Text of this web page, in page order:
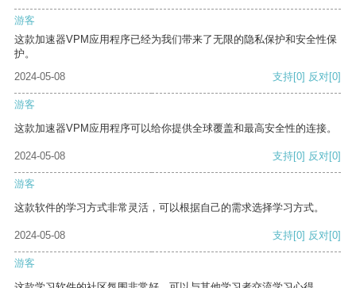
游客
这款加速器VPM应用程序已经为我们带来了无限的隐私保护和安全性保
护。
2024-05-08
支持[0] 反对[0]
游客
这款加速器VPM应用程序可以给你提供全球覆盖和最高安全性的连接。
2024-05-08 支持[0] 反对[0]
游客
这款软件的学习方式非常灵活，可以根据自己的需求选择学习方式。
2024-05-08 支持[0] 反对[0]
游客